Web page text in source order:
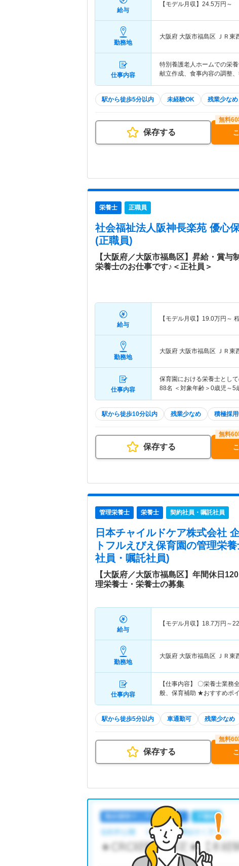
給与
【モデル月収】 24.5万円～
勤務地
大阪府 大阪市福島区 ＪＲ東
仕事内容
特別養護老人ホームでの栄
献立作成、食事内容の調整
駅から徒歩5分以内 未経験OK 残業少なめ
保存する
栄養士 正職員
社会福祉法人阪神長楽苑 優心
(正職員)
【大阪府／大阪市福島区】昇給・賞
栄養士のお仕事です♪＜正社員＞
給与
【モデル月収】 19.0万円～
勤務地
大阪府 大阪市福島区 ＪＲ東
仕事内容
保育園における栄養士とし
88名 ＜対象年齢＞0歳児～5
駅から徒歩10分以内 残業少なめ 積極採
保存する
管理栄養士 栄養士 契約社員・嘱託社員
日本チャイルドケア株式会社
トフルえびえ保育園の管理栄
社員・嘱託社員)
【大阪府／大阪市福島区】年間休日
理栄養士・栄養士の募集
給与
【モデル月収】 18.7万円～
勤務地
大阪府 大阪市福島区 ＪＲ東
仕事内容
【仕事内容】 〇栄養士業
般、保育補助 ★おすすめポ
駅から徒歩5分以内 車通勤可 残業少なめ
保存する